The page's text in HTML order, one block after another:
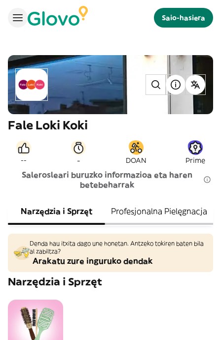
Saio-hasiera
Fale Loki Koki
-- - DOAN Prime
Salerosleari buruzko informazioa eta haren
betebeharrak
Narzędzia i Sprzęt Profesjonalna Pielęgnacja
Denda hau itxita dago une honetan. Antzeko tokiren baten bila
al zabiltza?
Arakatu zure inguruko dendak
Narzędzia i Sprzęt